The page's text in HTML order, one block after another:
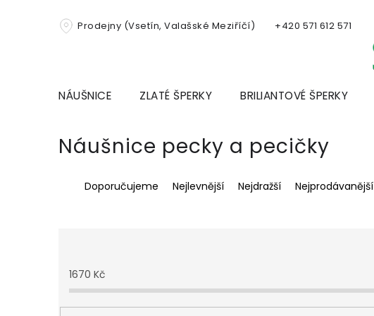
Prodejny (Vsetín, Valašské Meziříčí) +420 571 612 571
NÁUŠNICE ZLATÉ ŠPERKY BRILIANTOVÉ ŠPERKY
Náušnice pecky a pecičky
Ř
a
p
r
o
Doporučujeme Nejlevnější Nejdražší Nejprodávanější
1670 Kč